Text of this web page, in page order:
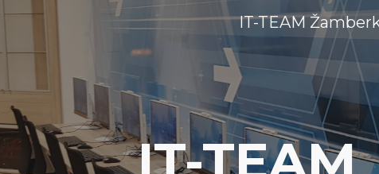
Skip to main content Skip
IT-TEAM
IT-TEAM